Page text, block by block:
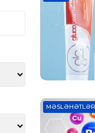
MƏSLƏHƏTLƏR